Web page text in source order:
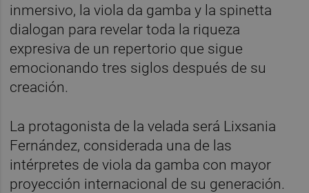
inmersivo, la viola da gamba y la spinetta
dialogan para revelar toda la riqueza
expresiva de un repertorio que sigue
emocionando tres siglos después de su
creación.
La protagonista de la velada será Lixsania
Fernández, considerada una de las
intérpretes de viola da gamba con mayor
proyección internacional de su generación.